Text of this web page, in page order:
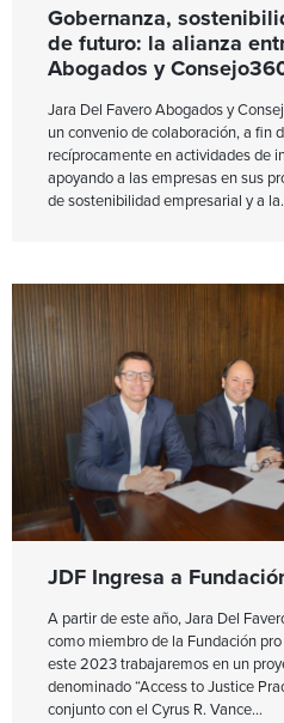
Gobernanza,
de futuro: la alianza
Abogados y
Jara Del Favero Abogados y
un convenio de colaboración, a fin
recíprocamente en actividades de
apoyando a las empresas en sus
de sostenibilidad empresarial y a la
JDF Ingresa a
A partir de este año, Jara Del
como miembro de la Fundación
este 2023 trabajaremos en un
denominado “Access to Justice
conjunto con el Cyrus R. Vance